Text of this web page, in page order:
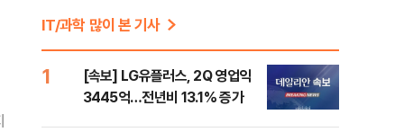
IT/과학 많이 본 기사
1
[속보] LG유플러스, 2Q 영업익
3445억…전년비 13.1% 증가